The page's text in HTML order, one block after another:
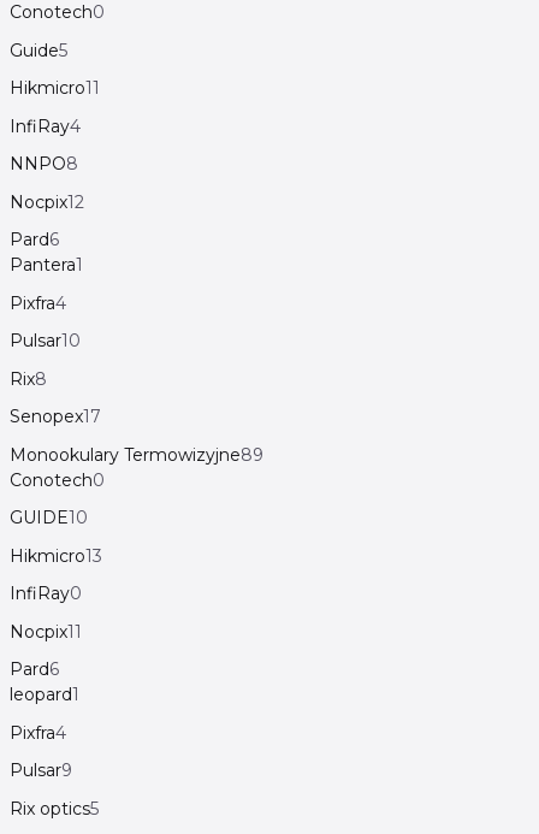
Conotech0
Guide5
Hikmicro11
InfiRay4
NNPO8
Nocpix12
Pard6
Pantera1
Pixfra4
Pulsar10
Rix8
Senopex17
Monookulary Termowizyjne89
Conotech0
GUIDE10
Hikmicro13
InfiRay0
Nocpix11
Pard6
leopard1
Pixfra4
Pulsar9
Rix optics5